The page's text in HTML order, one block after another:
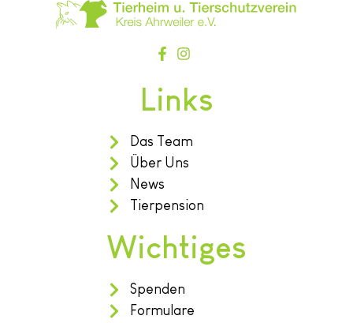
Links
Das Team
Über Uns
News
Tierpension
Wichtiges
Spenden
Formulare